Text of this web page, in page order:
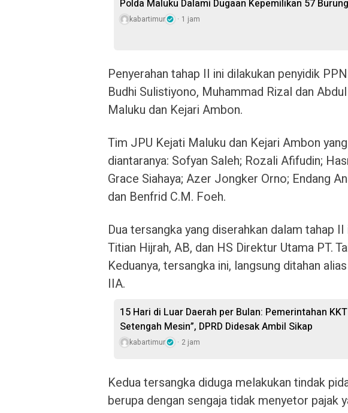
Polda Maluku Dalami Dugaan Kepemilikan 57
kabartimur 1 jam
Penyerahan tahap II ini dilakukan penyidik
Budhi Sulistiyono, Muhammad Rizal dan
Maluku dan Kejari Ambon.
Tim JPU Kejati Maluku dan Kejari Ambon
diantaranya: Sofyan Saleh; Rozali Afifudin;
Grace Siahaya; Azer Jongker Orno; Endang
dan Benfrid C.M. Foeh.
Dua tersangka yang diserahkan dalam tahap
Titian Hijrah, AB, dan HS Direktur Utama PT.
Keduanya, tersangka ini, langsung ditahan
IIA.
15 Hari di Luar Daerah per Bulan: Pemerintahan
Setengah Mesin”, DPRD Didesak Ambil Sikap
kabartimur 2 jam
Kedua tersangka diduga melakukan tindak
berupa dengan sengaja tidak menyetor pajak